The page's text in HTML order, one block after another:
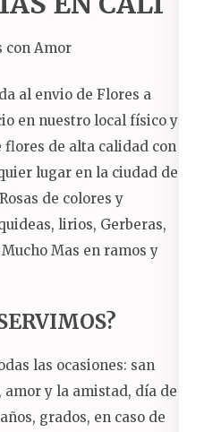
con Amor
al envio de Flores a
en nuestro local físico y
de alta calidad con
lugar en la ciudad de
de colores y
lirios, Gerberas,
Mas en ramos y
las ocasiones: san
y la amistad, día de la
grados, en caso de